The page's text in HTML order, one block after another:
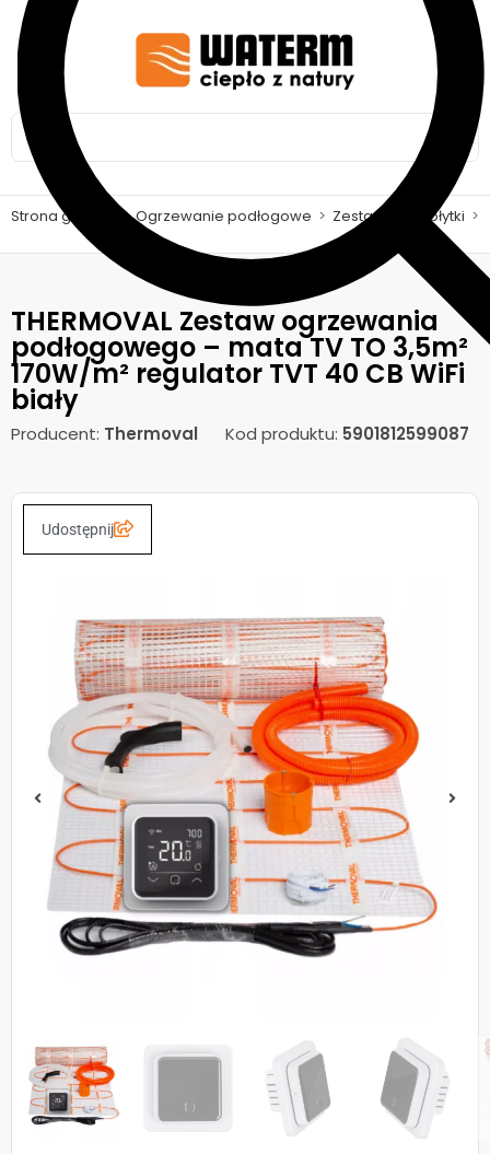
Strona główna > Ogrzewanie podłogowe > Zestawy pod płytki >
THERMOVAL Zestaw ogrzewania
podłogowego – mata TV TO 3,5m²
170W/m² regulator TVT 40 CB WiFi
biały
Producent: Thermoval Kod produktu: 5901812599087
Udostępnij